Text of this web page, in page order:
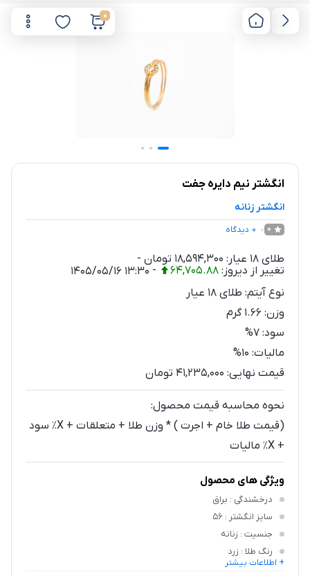
0
انگشتر نیم دایره جفت
انگشتر زنانه
0
0 دیدگاه
طلای 18 عیار: 18,594,300 تومان-
تغییر از دیروز: 64,705.88
-
1405/05/16 13:30
نوع آیتم: طلای 18 عیار
وزن: 1.66 گرم
سود: 7%
مالیات: 10%
قیمت نهایی: 41,235,000 تومان
نحوه محاسبه قیمت محصول:
(قیمت طلا خام + اجرت ) * وزن طلا + متعلقات + X٪ سود
+ X٪ مالیات
ویژگی های محصول
درخشندگی : براق
سایز انگشتر : 56
جنسیت : زنانه
رنگ طلا : زرد
نوع متعلقات
+ اطلاعات بیشتر